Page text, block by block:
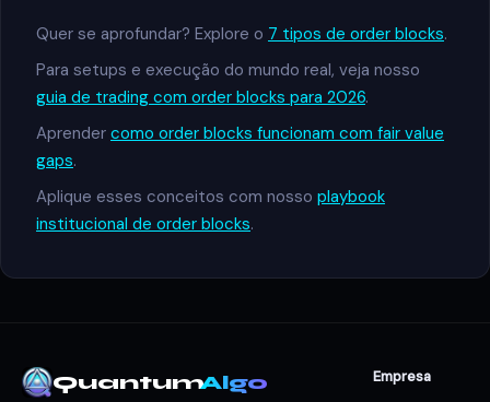
Quer se aprofundar? Explore o 7 tipos de order blocks.
Para setups e execução do mundo real, veja nosso
guia de trading com order blocks para 2026.
Aprender como order blocks funcionam com fair value
gaps.
Aplique esses conceitos com nosso playbook
institucional de order blocks.
QuantumAlgo Empresa